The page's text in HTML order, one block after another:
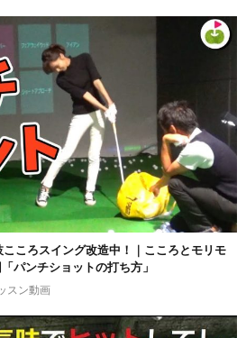
ころスイング改造中！｜こころとモリモ
パンチショットの打ち方」
スン動画